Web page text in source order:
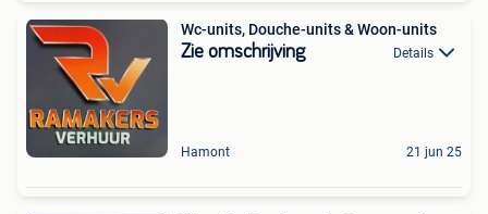
Wc-units, Douche-units & Woon-units
Zie omschrijving Details
Hamont 21 jun 25